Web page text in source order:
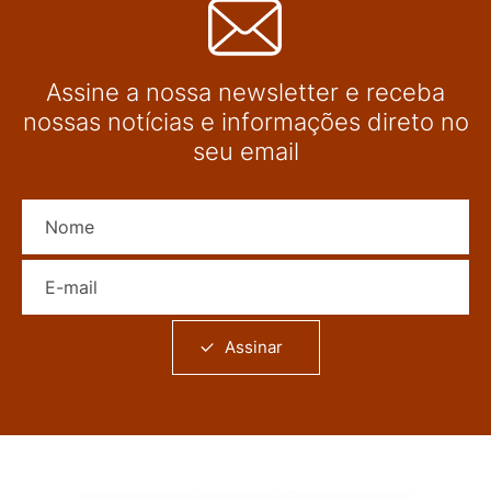
Assine a nossa newsletter e receba
nossas notícias e informações direto no
seu email
Assinar